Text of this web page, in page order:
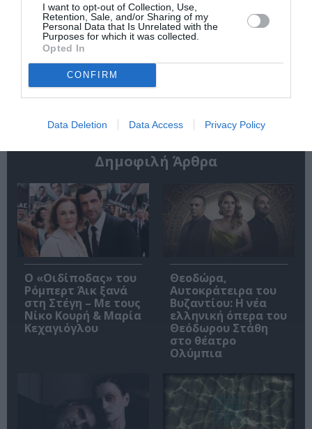
I want to opt-out of Collection, Use,
Retention, Sale, and/or Sharing of my
Personal Data that Is Unrelated with the
Purposes for which it was collected.
Opted In
CONFIRM
Data Deletion Data Access Privacy Policy
Επίκτητος –
Άπαντα: Πολυτελής
επίτομη έκδοση του
έργου του πιο
μεγάλου Στωικού
φιλοσόφου
Αναζητώντας τη
χαμένη πατρίδα
Δημοφιλή Άρθρα
O «Οιδίποδας» του
Ρόμπερτ Άικ ξανά
στη Στέγη – Με τους
Νίκο Κουρή & Μαρία
Κεχαγιόγλου
Θεοδώρα,
Αυτοκράτειρα του
Βυζαντίου: Η νέα
ελληνική όπερα του
Θεόδωρου Στάθη
στο θέατρο
Ολύμπια